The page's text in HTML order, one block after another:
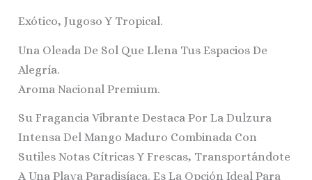
Exótico, Jugoso Y Tropical.
Una Oleada De Sol Que Llena Tus Espacios De
Alegría.
Aroma Nacional Premium.
Su Fragancia Vibrante Destaca Por La Dulzura
Intensa Del Mango Maduro Combinada Con
Sutiles Notas Cítricas Y Frescas, Transportándote
A Una Playa Paradisíaca. Es La Opción Ideal Para